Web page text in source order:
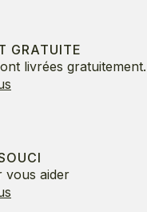
GRATUITE
livrées gratuitement.
vous aider